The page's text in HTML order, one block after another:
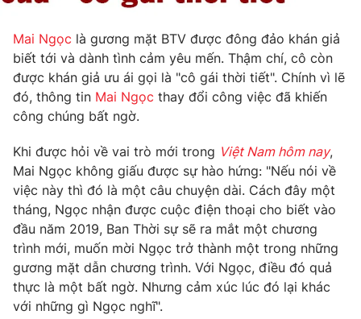
Mai Ngọc là gương mặt BTV được đông đảo khán giả
biết tới và dành tình cảm yêu mến. Thậm chí, cô còn
được khán giả ưu ái gọi là "cô gái thời tiết". Chính vì lẽ
đó, thông tin Mai Ngọc thay đổi công việc đã khiến
công chúng bất ngờ.
Khi được hỏi về vai trò mới trong Việt Nam hôm nay,
Mai Ngọc không giấu được sự hào hứng: "Nếu nói về
việc này thì đó là một câu chuyện dài. Cách đây một
tháng, Ngọc nhận được cuộc điện thoại cho biết vào
đầu năm 2019, Ban Thời sự sẽ ra mắt một chương
trình mới, muốn mời Ngọc trở thành một trong những
gương mặt dẫn chương trình. Với Ngọc, điều đó quả
thực là một bất ngờ. Nhưng cảm xúc lúc đó lại khác
với những gì Ngọc nghĩ".